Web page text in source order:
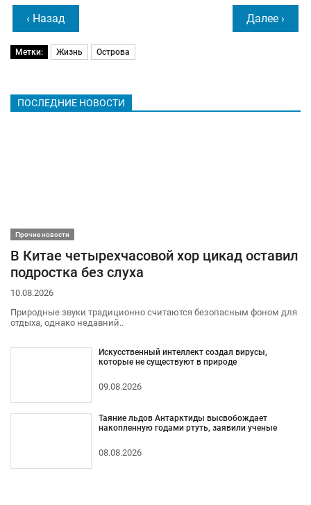
‹ Назад Далее ›
Метки: Жизнь Острова
ПОСЛЕДНИЕ НОВОСТИ
Прочие новости
В Китае четырехчасовой хор цикад оставил
подростка без слуха
10.08.2026
Природные звуки традиционно считаются безопасным фоном для
отдыха, однако недавний..
Искусственный интеллект создал вирусы,
которые не существуют в природе
09.08.2026
Таяние льдов Антарктиды высвобождает
накопленную годами ртуть, заявили ученые
08.08.2026